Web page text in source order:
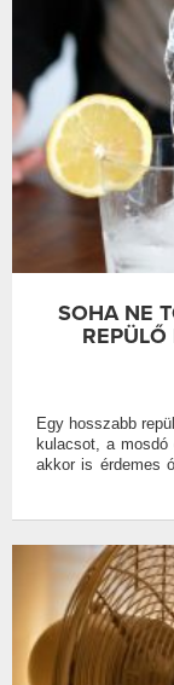
SOHA NE
Egy hosszabb
kulacsot, a
akkor is érdemes